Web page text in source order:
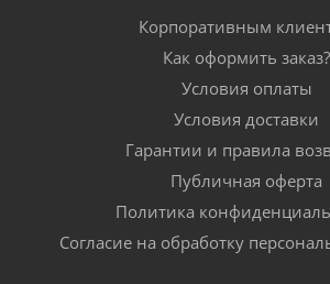
Корпоративным
Как оформить заказ?
Условия оплаты
Условия доставки
Гарантии и правила
Публичная оферта
Политика
Согласие на обработку